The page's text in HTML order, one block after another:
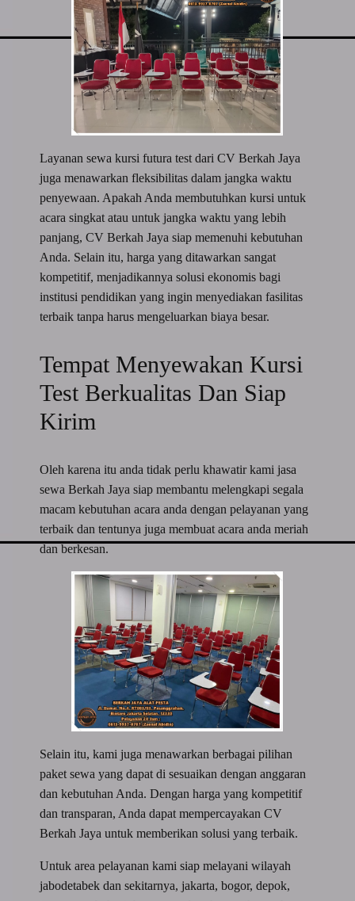
Layanan sewa kursi futura test dari CV Berkah Jaya
juga menawarkan fleksibilitas dalam jangka waktu
penyewaan. Apakah Anda membutuhkan kursi untuk
acara singkat atau untuk jangka waktu yang lebih
panjang, CV Berkah Jaya siap memenuhi kebutuhan
Anda. Selain itu, harga yang ditawarkan sangat
kompetitif, menjadikannya solusi ekonomis bagi
institusi pendidikan yang ingin menyediakan fasilitas
terbaik tanpa harus mengeluarkan biaya besar.
Tempat Menyewakan Kursi
Test Berkualitas Dan Siap
Kirim
Oleh karena itu anda tidak perlu khawatir kami jasa
sewa Berkah Jaya siap membantu melengkapi segala
macam kebutuhan acara anda dengan pelayanan yang
terbaik dan tentunya juga membuat acara anda meriah
dan berkesan.
Selain itu, kami juga menawarkan berbagai pilihan
paket sewa yang dapat di sesuaikan dengan anggaran
dan kebutuhan Anda. Dengan harga yang kompetitif
dan transparan, Anda dapat mempercayakan CV
Berkah Jaya untuk memberikan solusi yang terbaik.
Untuk area pelayanan kami siap melayani wilayah
jabodetabek dan sekitarnya, jakarta, bogor, depok,